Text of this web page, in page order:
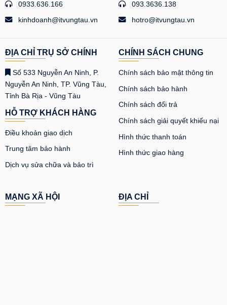
0933.636.166
kinhdoanh@itvungtau.vn
093.3636.138
hotro@itvungtau.vn
ĐỊA CHỈ TRỤ SỞ CHÍNH
Số 533 Nguyễn An Ninh, P.
Nguyễn An Ninh, TP. Vũng Tàu,
Tỉnh Bà Rịa - Vũng Tàu
HỖ TRỢ KHÁCH HÀNG
Điều khoản giao dịch
Trung tâm bảo hành
Dịch vụ sửa chữa và bảo trì
CHÍNH SÁCH CHUNG
Chính sách bảo mật thông tin
Chính sách bảo hành
Chính sách đổi trả
Chính sách giải quyết khiếu nại
Hình thức thanh toán
Hình thức giao hàng
MẠNG XÃ HỘI ĐỊA CHỈ